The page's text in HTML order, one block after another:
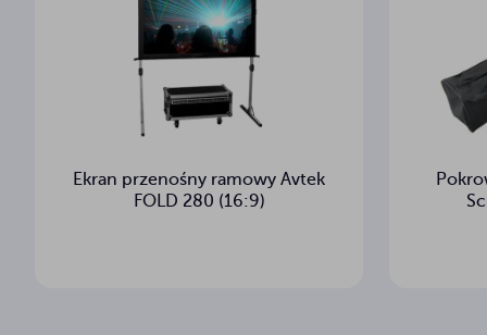
Ekran przenośny ramowy Avtek
FOLD 280 (16:9)